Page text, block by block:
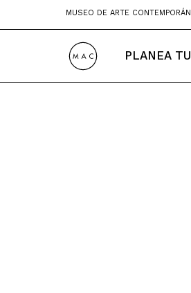
MUSEO DE ARTE
PLANEA